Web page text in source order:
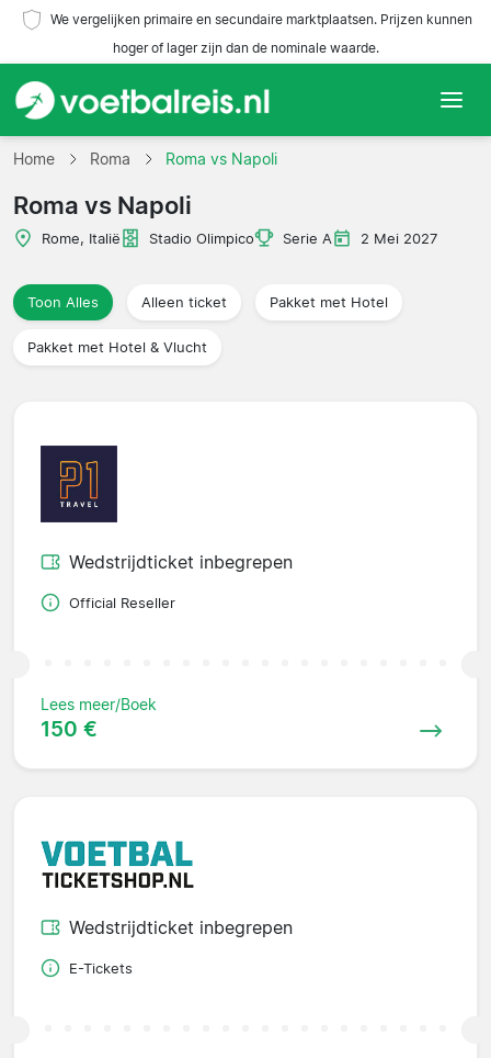
We vergelijken primaire en secundaire marktplaatsen. Prijzen kunnen
hoger of lager zijn dan de nominale waarde.
Home
Teams
Reisorganisaties
Home Roma Roma vs Napoli
Roma vs Napoli
Rome, Italië Stadio Olimpico Serie A 2 Mei 2027
Toon Alles Alleen ticket Pakket met Hotel
Pakket met Hotel & Vlucht
Wedstrijdticket inbegrepen
Official Reseller
Lees meer/Boek
150 €
Wedstrijdticket inbegrepen
E-Tickets